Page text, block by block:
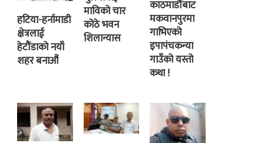
हटिया-हर्नामाडी
क्षेत्रलाई
हेटौंडाको नयाँ
शहर बनाऔं
माविको चार
कोठे भवन
शिलान्यास
काठमाडौंबाट
मकवानपुरमा
गाभिएको
इपापंचकन्या
गाउँको यस्तो
कथा !